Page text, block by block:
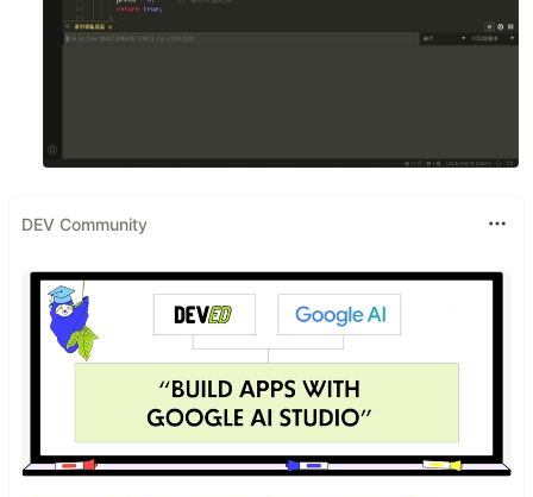
DEV Community